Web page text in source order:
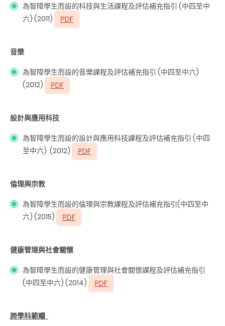
為智障學生而設的科技與生活課程及評估補充指引 (中四至中
六) (2011)
音樂
為智障學生而設的音樂課程及評估補充指引 (中四至中六)
(2012)
設計與應用科技
為智障學生而設的設計與應用科技課程及評估補充指引 (中四
至中六) (2012)
倫理與宗教
為智障學生而設的倫理與宗教課程及評估補充指引(中四至中
六) (2015)
健康管理與社會關懷
為智障學生而設的健康管理與社會關懷課程及評估補充指引
(中四至中六) (2014)
跨學科範疇